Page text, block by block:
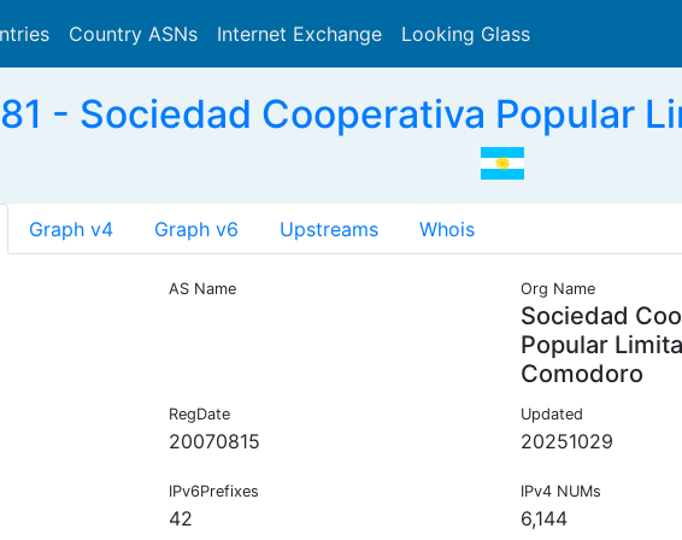
Country ASNs Internet Exchange Looking Glass
- Sociedad Cooperativa Popular
Graph v4 Graph v6 Upstreams Whois
AS Name Org Name
Sociedad
Popular
Comodoro
RegDate
20070815
Updated
20251029
IPv6Prefixes
42
IPv4 NUMs
6,144